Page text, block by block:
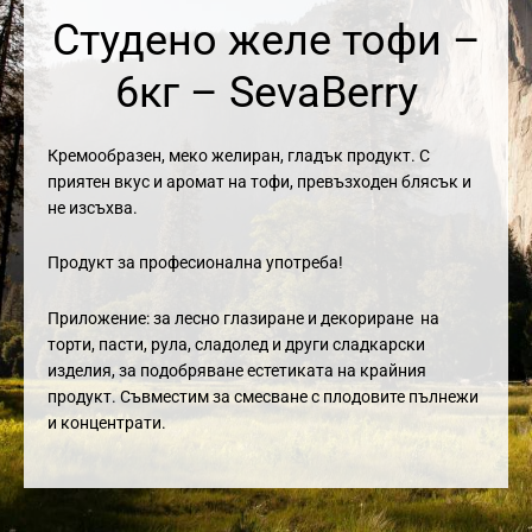
Студено желе тофи –
6кг – SevaBerry
Кремообразен, меко желиран, гладък продукт. С
приятен вкус и аромат на тофи, превъзходен блясък и
не изсъхва.
Продукт за професионална употреба!
Приложение: за лесно глазиране и декориране на
торти, пасти, рула, сладолед и други сладкарски
изделия, за подобряване естетиката на крайния
продукт. Съвместим за смесване с плодовите пълнежи
и концентрати.